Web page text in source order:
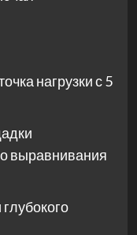
нагрузки с 5
выравнивания